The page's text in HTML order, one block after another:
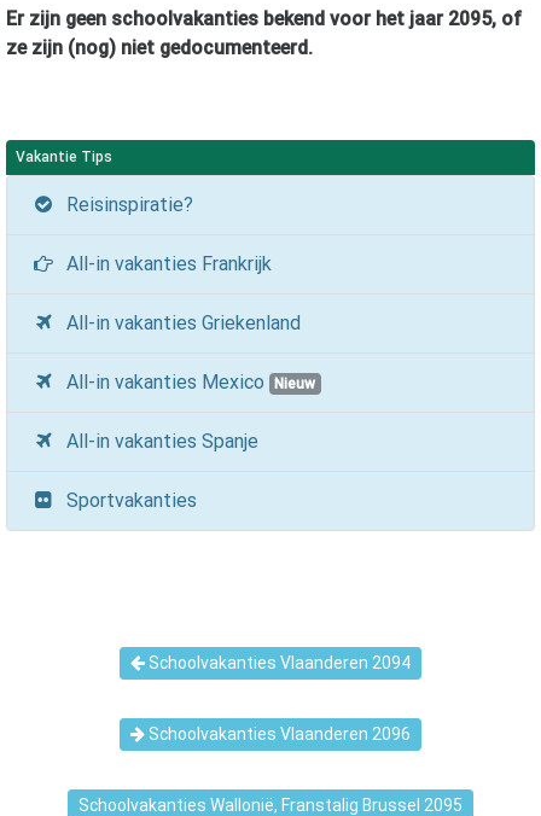
Er zijn geen schoolvakanties bekend voor het jaar 2095, of
ze zijn (nog) niet gedocumenteerd.
Vakantie Tips
Reisinspiratie?
All-in vakanties Frankrijk
All-in vakanties Griekenland
All-in vakanties Mexico Nieuw
All-in vakanties Spanje
Sportvakanties
Schoolvakanties Vlaanderen 2094
Schoolvakanties Vlaanderen 2096
Schoolvakanties Wallonië, Franstalig Brussel 2095